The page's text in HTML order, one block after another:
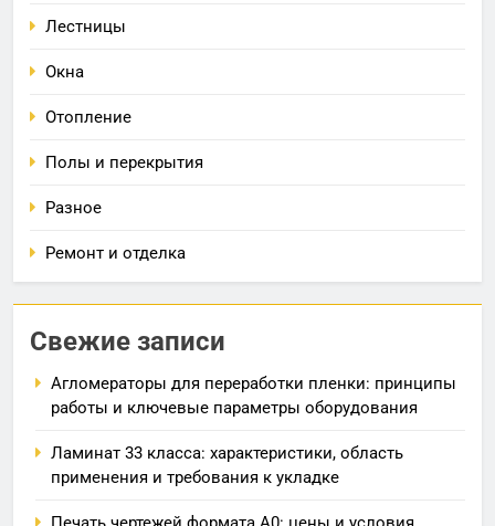
Лестницы
Окна
Отопление
Полы и перекрытия
Разное
Ремонт и отделка
Свежие записи
Агломераторы для переработки пленки: принципы
работы и ключевые параметры оборудования
Ламинат 33 класса: характеристики, область
применения и требования к укладке